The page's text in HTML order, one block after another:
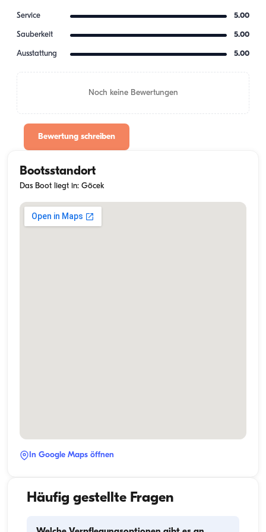
Service 5.00
Sauberkeit 5.00
Ausstattung 5.00
Noch keine Bewertungen
Bewertung schreiben
Bootsstandort
Das Boot liegt in: Göcek
In Google Maps öffnen
Häufig gestellte Fragen